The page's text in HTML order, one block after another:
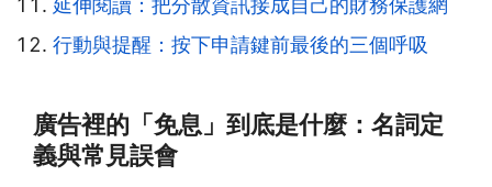
行動與提醒：按下申請鍵前最後的三個呼吸
廣告裡的「免息」到底是什麼：名詞定
義與常見誤會